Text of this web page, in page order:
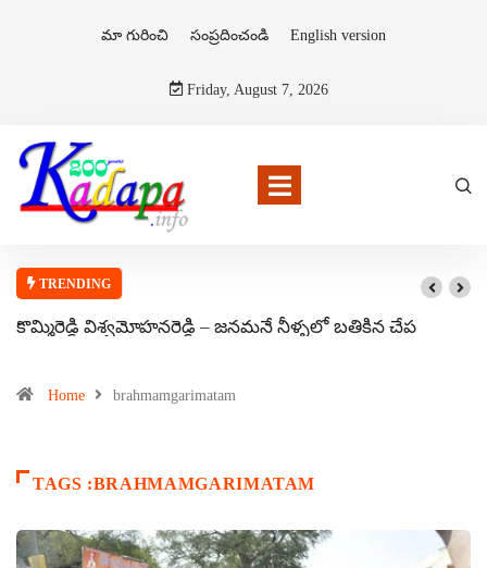
మా గురించి సంప్రదించండి English version
Friday, August 7, 2026
TRENDING
కొమ్మిరెడ్డి విశ్వమోహనరెడ్డి – జనమనే నీళ్ళలో బతికిన చేప
Home brahmamgarimatam
TAGS :BRAHMAMGARIMATAM